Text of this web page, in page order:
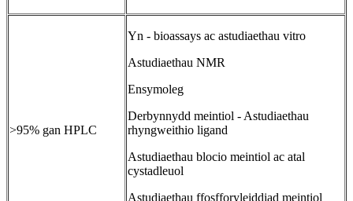
>95% gan HPLC
Yn - bioassays ac astudiaethau vitro
Astudiaethau NMR
Ensymoleg
Derbynnydd meintiol - Astudiaethau
rhyngweithio ligand
Astudiaethau blocio meintiol ac atal
cystadleuol
Astudiaethau ffosfforyleiddiad meintiol